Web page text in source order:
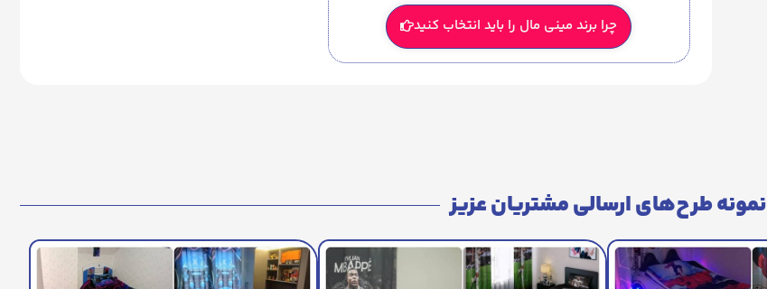
چرا برند مینی مال را باید انتخاب کنید
نمونه طرح‌های ارسالی مشتریان عزیز